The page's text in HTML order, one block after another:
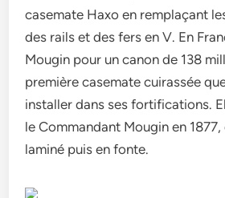
casemate Haxo en remplaçant
des rails et des fers en V. En
Mougin pour un canon de 138
première casemate cuirassée
installer dans ses fortifications.
le Commandant Mougin en 1877,
laminé puis en fonte.